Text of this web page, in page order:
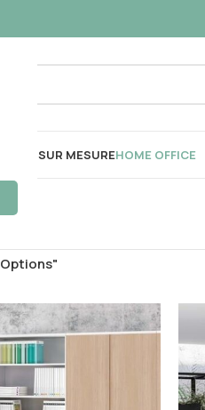
SUR MESUREHOME OFFICE